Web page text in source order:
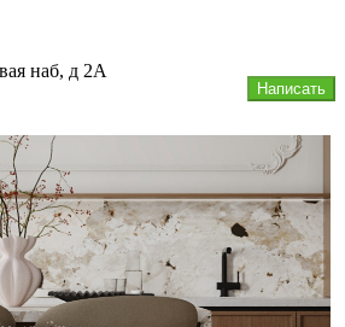
Написать
наб, д 2А